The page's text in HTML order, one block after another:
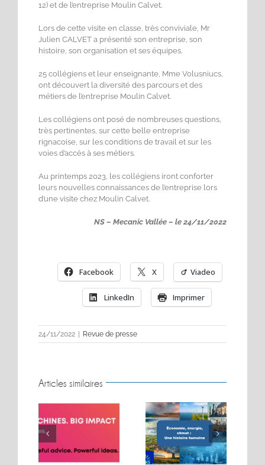
12) et de l’entreprise Moulin Calvet.
Lors de cette visite en classe, très conviviale, Mr
Julien CALVET a présenté son entreprise, son
histoire, son organisation et ses équipes.
25 collégiens et leur enseignante, Mme Volusniucs,
ont découvert la diversité des parcours et des
métiers de l’entreprise Moulin Calvet.
Les collégiens ont posé de nombreuses questions,
très pertinentes, sur cette belle entreprise
rignacoise, sur les conditions de travail et sur les
voies d’accès à ses métiers.
Au printemps 2023, les collégiens iront conforter
leurs nouvelles connaissances de l’entreprise lors
d’une visite chez Moulin Calvet.
NS – Mecanic Vallée – le 24/11/2022
Facebook X Viadeo
LinkedIn Imprimer
24/11/2022 Revue de presse
Articles similaires